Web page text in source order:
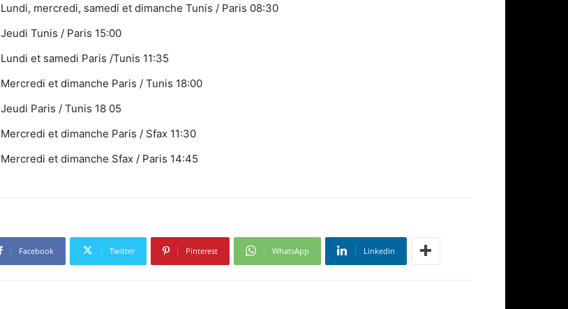
Lundi, mercredi, samedi et dimanche Tunis / Paris 08:30
Jeudi Tunis / Paris 15:00
Lundi et samedi Paris /Tunis 11:35
Mercredi et dimanche Paris / Tunis 18:00
Jeudi Paris / Tunis 18 05
Mercredi et dimanche Paris / Sfax 11:30
Mercredi et dimanche Sfax / Paris 14:45
Facebook Twitter Pinterest WhatsApp Linkedin